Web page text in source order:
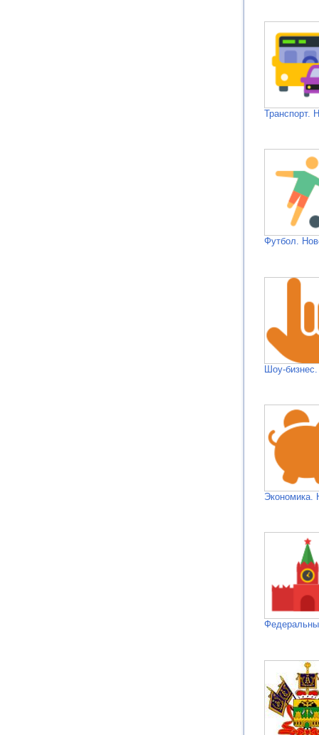
Транспорт.
Футбол.
Шоу-
Экономика.